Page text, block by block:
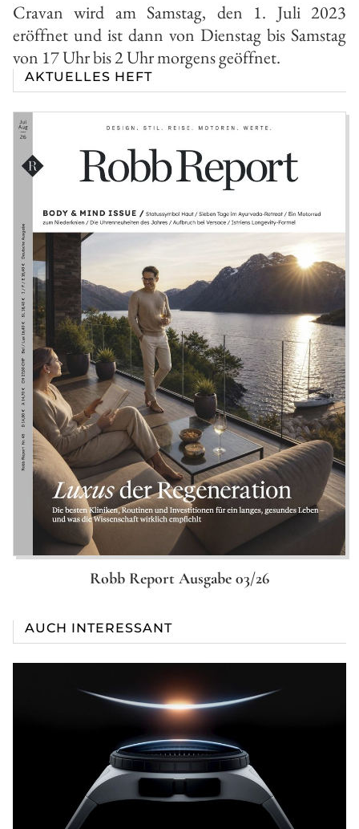
AKTUELLES HEFT
Robb Report Ausgabe 03/26
AUCH INTERESSANT
Cravan wird am Samstag, den 1. Juli 2023
eröffnet und ist dann von Dienstag bis Samstag
von 17 Uhr bis 2 Uhr morgens geöffnet.